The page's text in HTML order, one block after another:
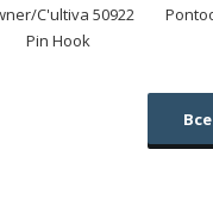
C'ultiva 50922
Pin Hook